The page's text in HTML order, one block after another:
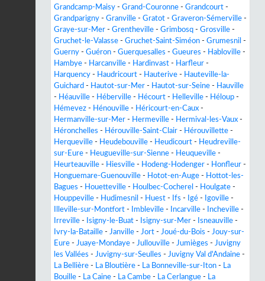
Grandcamp-Maisy - Grand-Couronne - Grandcourt -
Grandparigny - Granville - Gratot - Graveron-Sémerville -
Graye-sur-Mer - Grentheville - Grimbosq - Grosville -
Gruchet-le-Valasse - Gruchet-Saint-Siméon - Grumesnil -
Guerny - Guéron - Guerquesalles - Gueures - Habloville -
Hambye - Harcanville - Hardinvast - Harfleur -
Harquency - Haudricourt - Hauterive - Hauteville-la-
Guichard - Hautot-sur-Mer - Hautot-sur-Seine - Hauville
- Héauville - Héberville - Hécourt - Helleville - Héloup -
Hémevez - Hénouville - Héricourt-en-Caux -
Hermanville-sur-Mer - Hermeville - Hermival-les-Vaux -
Héronchelles - Hérouville-Saint-Clair - Hérouvillette -
Herqueville - Heudebouville - Heudicourt - Heudreville-
sur-Eure - Heugueville-sur-Sienne - Heuqueville -
Heurteauville - Hiesville - Hodeng-Hodenger - Honfleur -
Honguemare-Guenouville - Hotot-en-Auge - Hottot-les-
Bagues - Houetteville - Houlbec-Cocherel - Houlgate -
Houppeville - Hudimesnil - Huest - Ifs - Igé - Igoville -
Illeville-sur-Montfort - Imbleville - Incarville - Incheville -
Irreville - Isigny-le-Buat - Isigny-sur-Mer - Isneauville -
Ivry-la-Bataille - Janville - Jort - Joué-du-Bois - Jouy-sur-
Eure - Juaye-Mondaye - Jullouville - Jumièges - Juvigny
les Vallées - Juvigny-sur-Seulles - Juvigny Val d'Andaine -
La Bellière - La Bloutière - La Bonneville-sur-Iton - La
Bouille - La Caine - La Cambe - La Cerlangue - La